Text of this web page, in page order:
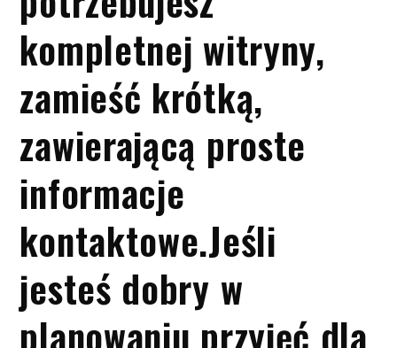
kompletnej witryny,
zamieść krótką,
zawierającą proste
informacje
kontaktowe.Jeśli
jesteś dobry w
planowaniu przyjęć dla